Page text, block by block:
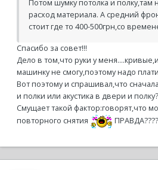
Потом шумку потолка и
расход материала. А средний
стоит где то 400-500грн,со
Спасибо за совет!!!
Дело в том,что руки у
машинку не смогу,поэтому надо
Вот поэтому и спрашивал,что
и полки или акустика в двери и
Смущает такой фактор:говорят,что
повторного снятия
ПРАВДА????